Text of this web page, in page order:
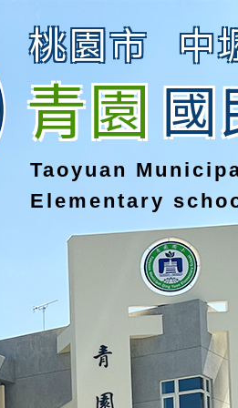
桃園市 中
青園國
Taoyuan
Elementary